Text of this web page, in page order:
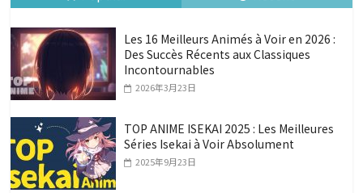
Les 16 Meilleurs Animés à Voir en 2026 :
Des Succès Récents aux Classiques
Incontournables
2026年3月23日
TOP ANIME ISEKAI 2025 : Les Meilleures
Séries Isekai à Voir Absolument
2025年9月23日